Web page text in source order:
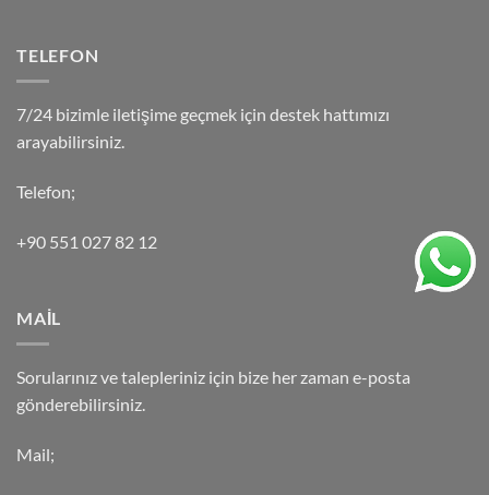
TELEFON
7/24 bizimle iletişime geçmek için destek hattımızı
arayabilirsiniz.
Telefon;
+90 551 027 82 12
MAİL
Sorularınız ve talepleriniz için bize her zaman e-posta
gönderebilirsiniz.
Mail;